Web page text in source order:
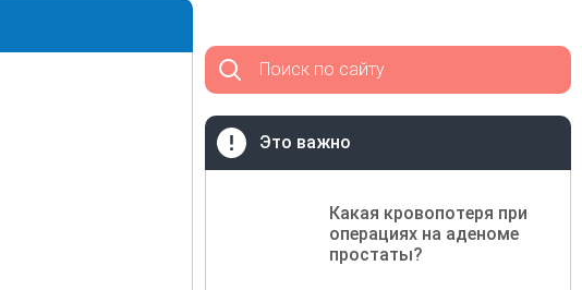
Поиск по сайту
Это важно
Какая кровопотеря при
операциях на аденоме
простаты?